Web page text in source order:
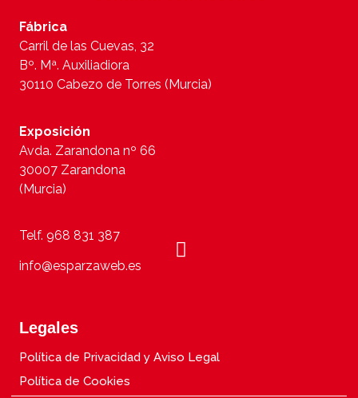
Fábrica
Carril de las Cuevas, 32
Bº. Mª. Auxiliadiora
30110 Cabezo de Torres (Murcia)
Exposición
Avda. Zarandona nº 66
30007 Zarandona
(Murcia)
Telf. 968 831 387
info@esparzaweb.es
Legales
Política de Privacidad y Aviso Legal
Política de Cookies